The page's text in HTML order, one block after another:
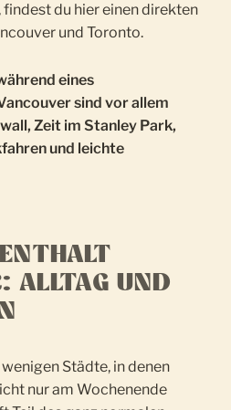
, findest du hier einen direkten
und Toronto.
eines
sind vor allem
Zeit im Stanley Park,
und leichte
ALLTAG UND
Städte, in denen
nur am Wochenende